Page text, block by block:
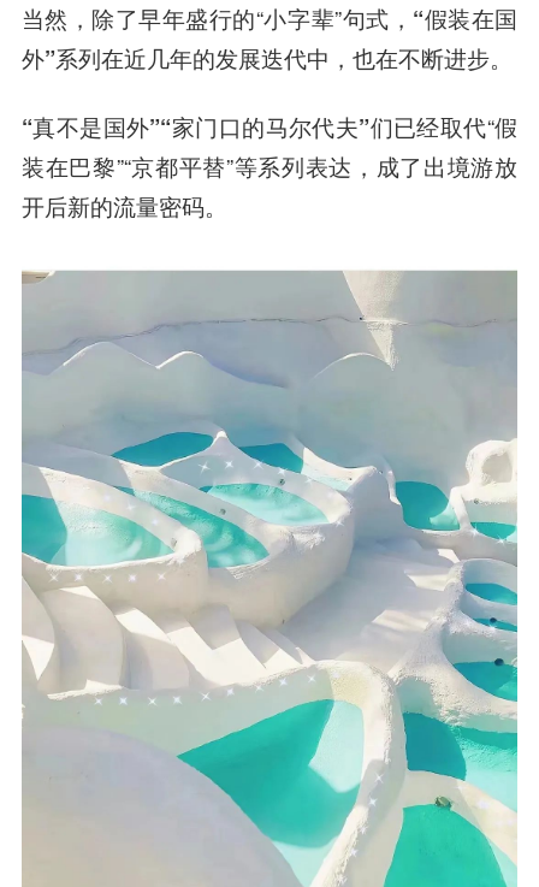
当然，除了早年盛行的“小字辈”句式， “假装在国
外”系列在近几年的发展迭代中，也在不断进步。
“真不是国外”“家门口的马尔代夫”们已经取代“假
装在巴黎”“京都平替”等系列表达，成了出境游放
开后新的流量密码。